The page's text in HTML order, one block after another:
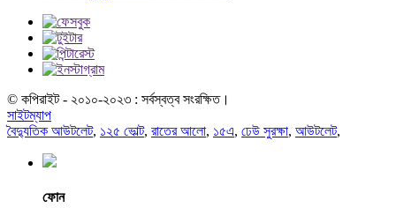
© কপিরাইট - ২০১০-২০২৩ : সর্বস্বত্ব সংরক্ষিত।
সাইটম্যাপ
বৈদ্যুতিক আউটলেট, ১২৫ ভোল্ট, রাতের আলো, ১৫এ, ঢেউ সুরক্ষা, আউটলেট,
ফোন